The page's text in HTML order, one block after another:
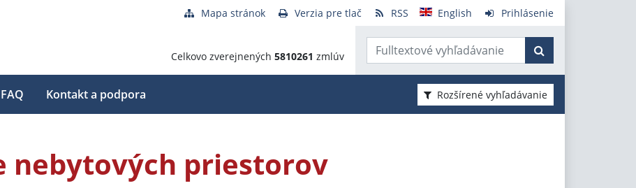
Mapa stránok Verzia pre tlač RSS English Prihlásenie
Celkovo zverejnených 5810261 zmlúv
FAQ Kontakt a podpora Rozšírené vyhľadávanie
nebytových priestorov